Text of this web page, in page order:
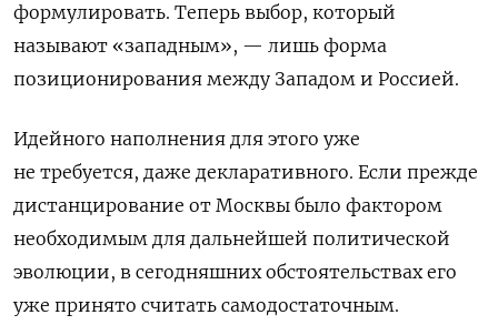
формулировать. Теперь выбор, который
называют «западным», — лишь форма
позиционирования между Западом и Россией.
Идейного наполнения для этого уже
не требуется, даже декларативного. Если прежде
дистанцирование от Москвы было фактором
необходимым для дальнейшей политической
эволюции, в сегодняшних обстоятельствах его
уже принято считать самодостаточным.